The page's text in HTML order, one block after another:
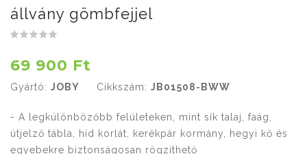
állvány gömbfejjel
69 900 Ft
Gyártó: JOBY Cikkszám: JB01508-BWW
- A legkülönbözőbb felületeken, mint sík talaj, faág,
útjelző tábla, híd korlát, kerékpár kormány, hegyi kő és
egyebekre biztonságosan rögzíthető